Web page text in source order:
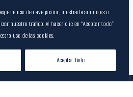
de navegación, mostrarle anuncios o
nuestro tráfico. Al hacer clic en “Aceptar todo”
uso de las cookies.
Aceptar todo